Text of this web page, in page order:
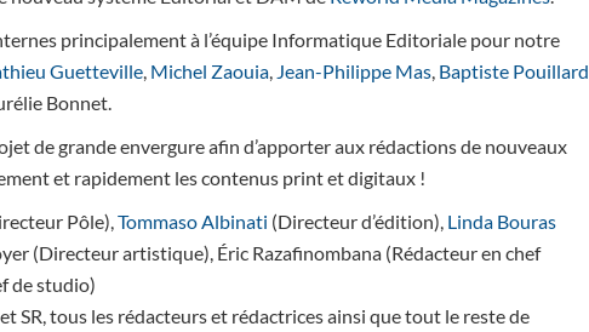
principalement à l’équipe Informatique Editoriale pour notre
Guetteville Michel Zaouia Jean-Philippe Mas Baptiste Pouillard
Bonnet.
de grande envergure afin d’apporter aux rédactions de nouveaux
et rapidement les contenus print et digitaux !
Pôle), Tommaso Albinati (Directeur d’édition), Linda Bouras
(Directeur artistique), Éric Razafinombana (Rédacteur en chef
de studio)
SR, tous les rédacteurs et rédactrices ainsi que tout le reste de